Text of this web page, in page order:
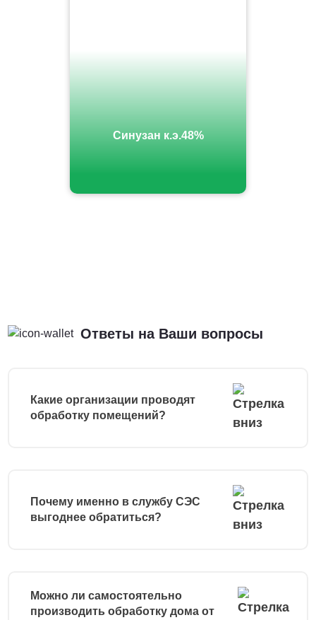
Синузан к.э.48%
Ответы на Ваши вопросы
Какие организации проводят
обработку помещений?
Почему именно в службу СЭС
выгоднее обратиться?
Можно ли самостоятельно
производить обработку дома от